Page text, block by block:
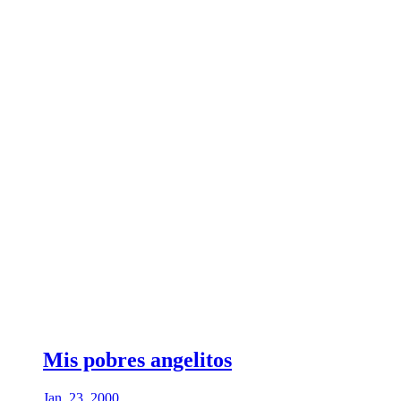
Mis pobres angelitos
Jan. 23, 2000